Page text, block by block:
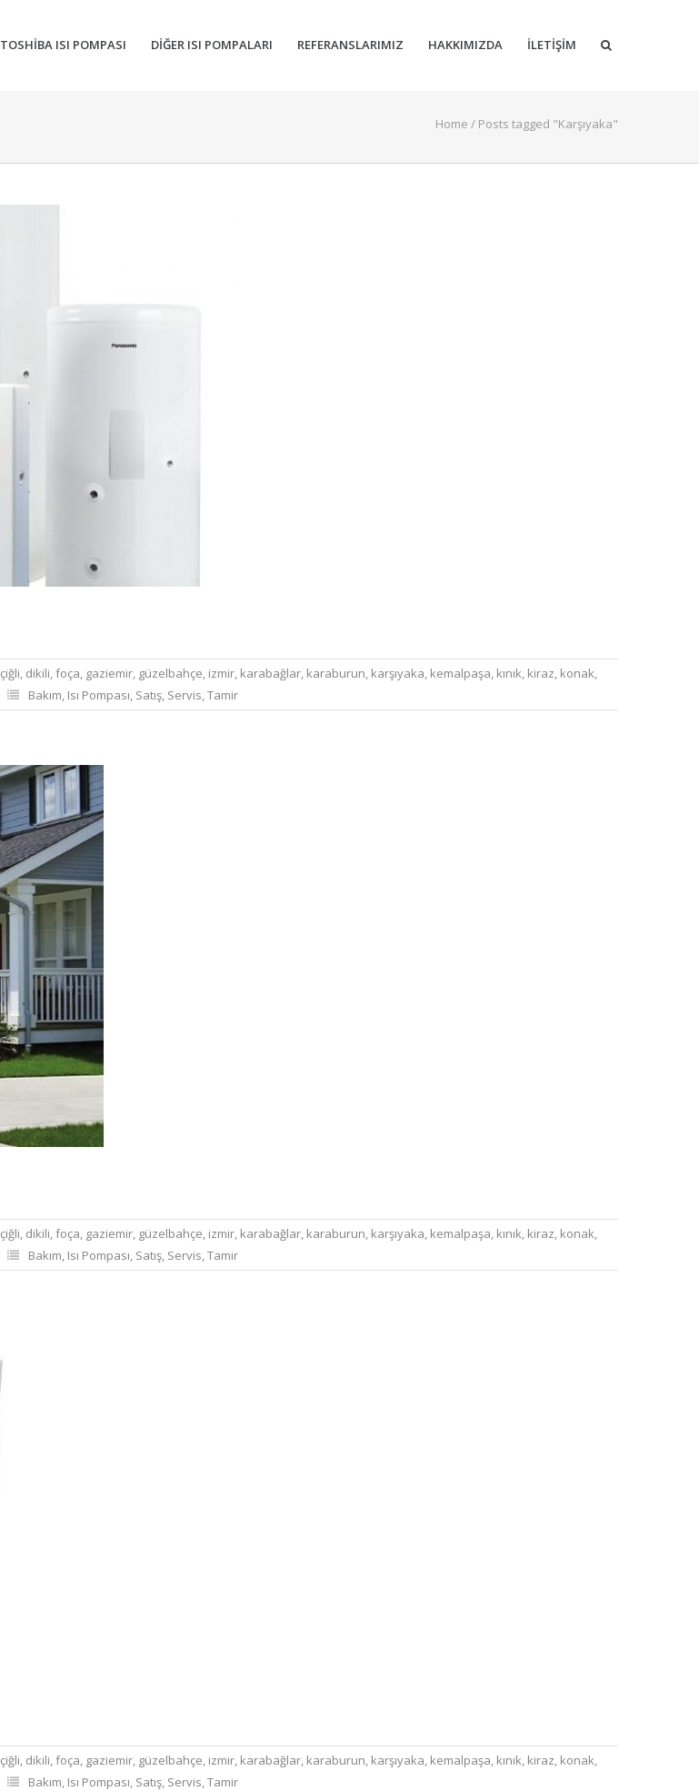
TOSHIBA ISI POMPASI DIĞER ISI POMPALARI REFERANSLARIMIZ HAKKIMIZDA İLETIŞIM
Home / Posts tagged "Karşıyaka"
çiğli, dikili,foça, gaziemir, güzelbahçe, izmir, karabağlar, karaburun, karşıyaka, kemalpaşa, kınık, kiraz, konak,
Bakım, Isı Pompası, Satış, Servis,Tamir
çiğli, dikili,foça, gaziemir, güzelbahçe, izmir, karabağlar, karaburun, karşıyaka, kemalpaşa, kınık, kiraz, konak,
Bakım, Isı Pompası, Satış, Servis,Tamir
çiğli, dikili,foça, gaziemir, güzelbahçe, izmir, karabağlar, karaburun, karşıyaka, kemalpaşa, kınık, kiraz, konak,
Bakım, Isı Pompası, Satış, Servis,Tamir